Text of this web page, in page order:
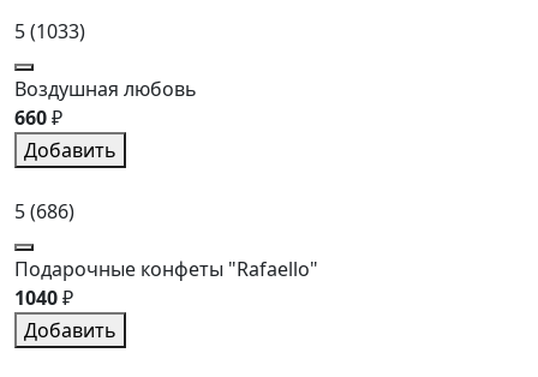
5(1033)
Воздушная любовь
660₽
Добавить
5(686)
Подарочные конфеты "Rafaello"
1040₽
Добавить